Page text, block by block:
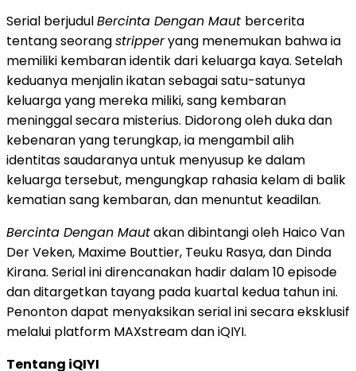
Serial berjudulBercinta Dengan Maut bercerita
tentang seorangstripperyang menemukan bahwa ia
memiliki kembaran identik dari keluarga kaya. Setelah
keduanya menjalin ikatan sebagai satu-satunya
keluarga yang mereka miliki, sang kembaran
meninggal secara misterius. Didorong oleh duka dan
kebenaran yang terungkap, ia mengambil alih
identitas saudaranya untuk menyusup ke dalam
keluarga tersebut, mengungkap rahasia kelam di balik
kematian sang kembaran, dan menuntut keadilan.
Bercinta Dengan Mautakan dibintangi oleh Haico Van
Der Veken, Maxime Bouttier, Teuku Rasya, dan Dinda
Kirana. Serial ini direncanakan hadir dalam 10 episode
dan ditargetkan tayang pada kuartal kedua tahun ini.
Penonton dapat menyaksikan serial ini secara eksklusif
melalui platform MAXstream dan iQIYI.
Tentang iQIYI